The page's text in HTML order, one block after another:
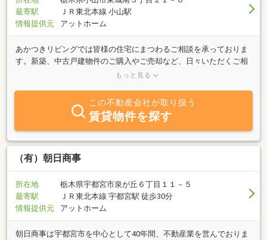
最寄駅
ＪＲ東北本線 小山駅
情報提供元
アットホーム
あかつきリビングでは皆様の住宅にまつわるご相談を承っておりま
す。新築、中古戸建物件のご購入やご売却など、日々いただくご相
談は十人十色。住宅ご購入の流れや無料査定など何なりとご相談く
ネットワークで皆様の物件探しをサポートさせていただきます。お
気軽にお問合せくださいませ。
もっと見る
この不動産会社が取り扱う
賃貸物件を探す
（有）朝日商事
所在地
栃木県宇都宮市泉が丘６丁目１１－５
最寄駅
ＪＲ東北本線 宇都宮駅 徒歩30分
情報提供元
アットホーム
朝日商事は宇都宮市を中心として40年間、不動産業を営んでおりま